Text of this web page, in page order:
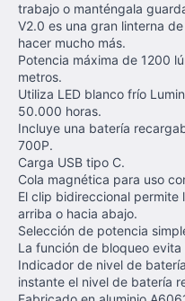
trabajo o manténgala
V2.0 es una gran linterna
hacer mucho más.
Potencia máxima de 1200
metros.
Utiliza LED blanco frío
50.000 horas.
Incluye una batería
700P.
Carga USB tipo C.
Cola magnética para uso
El clip bidireccional permite
arriba o hacia abajo.
Selección de potencia
La función de bloqueo
Indicador de nivel de
instante el nivel de batería